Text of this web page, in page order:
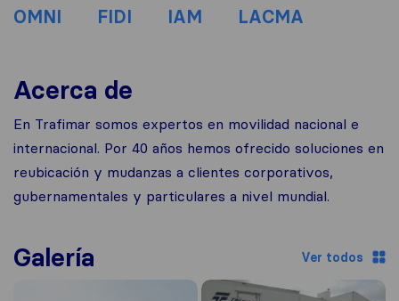
OMNI FIDI IAM LACMA
Acerca de
En Trafimar somos expertos en movilidad nacional e
internacional. Por 40 años hemos ofrecido soluciones en
reubicación y mudanzas a clientes corporativos,
gubernamentales y particulares a nivel mundial.
Galería Ver todos